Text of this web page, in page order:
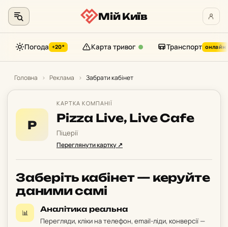
контенту
Мій Київ
Погода +20° Карта тривог Транспорт онлайн
Головна › Реклама › Забрати кабінет
P
КАРТКА КОМПАНІЇ
Pizza Live, Live Cafe
Піцерії
Переглянути картку ↗
Заберіть кабінет — керуйте
даними самі
📊 Аналітика реальна
Перегляди, кліки на телефон, email-ліди, конверсії —